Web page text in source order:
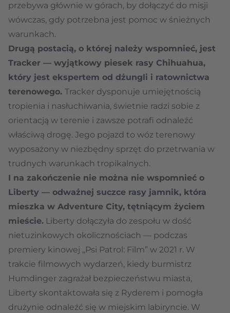
przebywa głównie w górach, by dołączyć do misji
wówczas, gdy potrzebna jest pomoc w śnieżnych
warunkach.
Drugą postacią, o której należy wspomnieć, jest
Tracker — wyjątkowy piesek rasy Chihuahua,
który jest ekspertem od dżungli i ratownictwa
terenowego. Tracker dysponuje umiejętnością
tropienia i nasłuchiwania, świetnie radzi sobie z
orientacją w terenie i zawsze potrafi odnaleźć
właściwą drogę. Jego pojazd to wóz terenowy
wyposażony w niezbędny sprzęt do przetrwania w
trudnych warunkach tropikalnych.
I na zakończenie nie można nie wspomnieć o
Liberty — odważnej suczce rasy jamnik, która
mieszka w Adventure City, tętniącym życiem
mieście. Liberty dołączyła do zespołu w dość
nietuzinkowych okolicznościach — podczas
premiery kinowej „Psi Patrol: Film” w 2021 r. W
trakcie filmowych wydarzeń, kiedy burmistrz
Humdinger zagrażał bezpieczeństwu miasta,
Liberty skontaktowała się z Ryderem i pomogła
drużynie odnaleźć się w miejskim labiryncie. W